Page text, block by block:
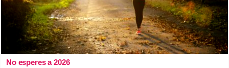
No esperes a 2026